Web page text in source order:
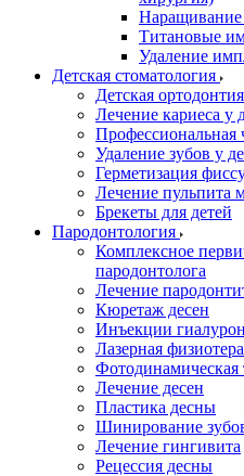
Наращивание
Титановые
Удаление
Детская стоматология
Детская ортодонтия
Лечение кариеса у
Профессиональная
Удаление зубов у
Герметизация
Лечение пульпита
Брекеты для детей
Пародонтология
Комплексное
пародонтолога
Лечение
Кюретаж десен
Инъекции
Лазерная
Фотодинамическая
Лечение десен
Пластика десны
Шинирование
Лечение гингивита
Рецессия десны